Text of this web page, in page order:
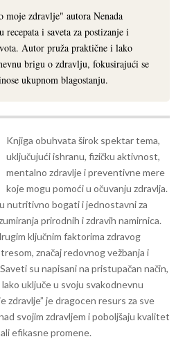
zdravlje" autora Nenada
i saveta za postizanje i
Autor pruža praktične i lako
brigu o zdravlju, fokusirajući se
ukupnom blagostanju.
Knjiga obuhvata širok spektar tema,
uključujući ishranu, fizičku aktivnost,
mentalno zdravlje i preventivne mere
koje mogu pomoći u očuvanju zdravlja.
nutritivno bogati i jednostavni za
prirodnih i zdravih namirnica.
ključnim faktorima zdravog
značaj redovnog vežbanja i
su napisani na pristupačan način,
uključe u svoju svakodnevnu
zdravlje” je dragocen resurs za sve
svojim zdravljem i poboljšaju kvalitet
efikasne promene.